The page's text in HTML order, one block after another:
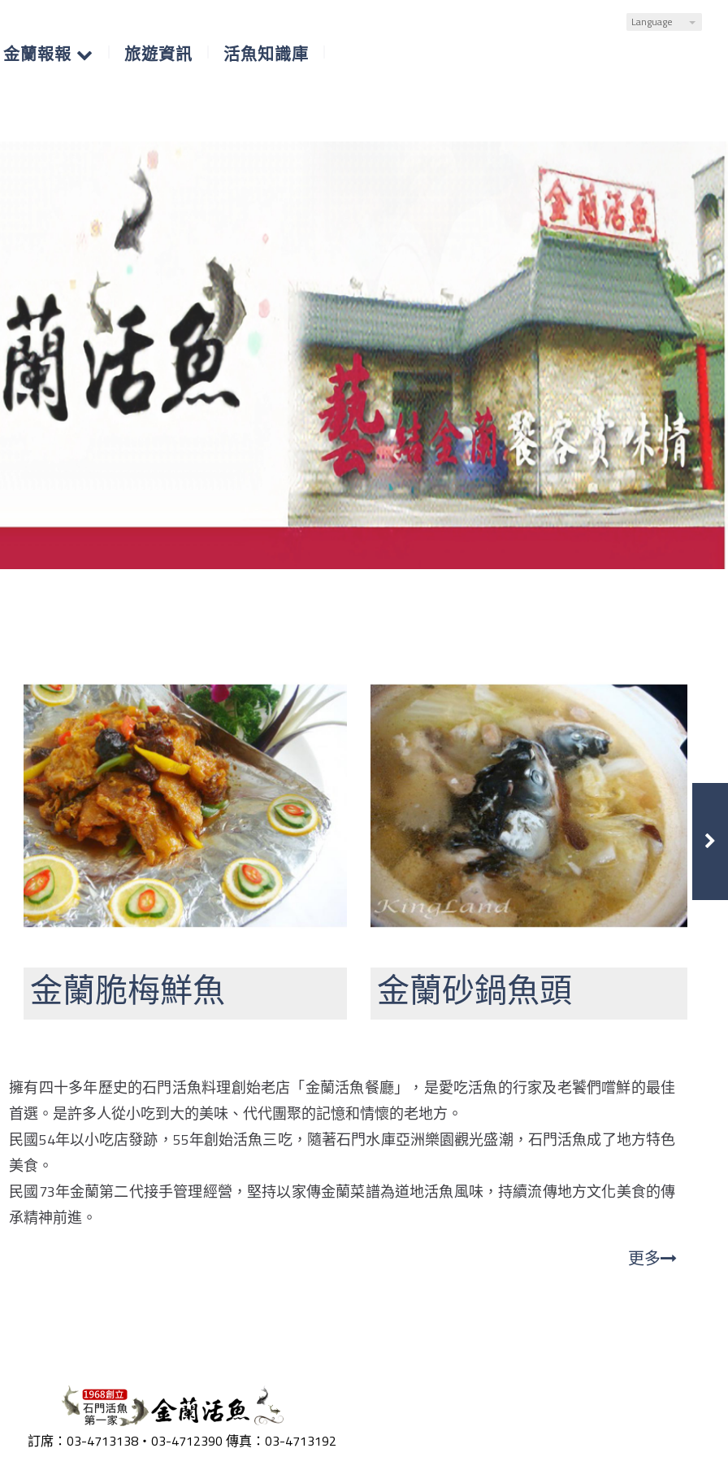
Language
金蘭報報 旅遊資訊 活魚知識庫
金蘭脆梅鮮魚 金蘭砂鍋魚頭
擁有四十多年歷史的石門活魚料理創始老店「金蘭活魚餐廳」，是愛吃活魚的行家及老饕們嚐鮮的最佳
首選。是許多人從小吃到大的美味、代代團聚的記憶和情懷的老地方。
民國54年以小吃店發跡，55年創始活魚三吃，隨著石門水庫亞洲樂園觀光盛潮，石門活魚成了地方特色
美食。
民國73年金蘭第二代接手管理經營，堅持以家傳金蘭菜譜為道地活魚風味，持續流傳地方文化美食的傳
承精神前進。
更多
訂席：03-4713138‧03-4712390 傳真：03-4713192